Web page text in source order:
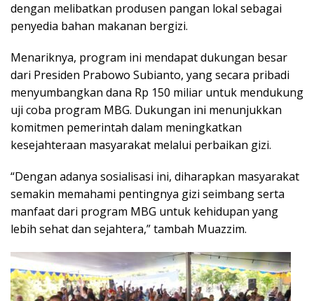
dengan melibatkan produsen pangan lokal sebagai
penyedia bahan makanan bergizi.
Menariknya, program ini mendapat dukungan besar
dari Presiden Prabowo Subianto, yang secara pribadi
menyumbangkan dana Rp 150 miliar untuk mendukung
uji coba program MBG. Dukungan ini menunjukkan
komitmen pemerintah dalam meningkatkan
kesejahteraan masyarakat melalui perbaikan gizi.
“Dengan adanya sosialisasi ini, diharapkan masyarakat
semakin memahami pentingnya gizi seimbang serta
manfaat dari program MBG untuk kehidupan yang
lebih sehat dan sejahtera,” tambah Muazzim.